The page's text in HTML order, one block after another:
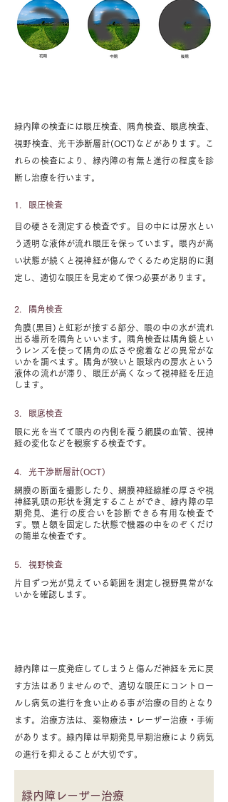
緑内障の検査には眼圧検査、隅角検査、眼底検査、
視野検査、光干渉断層計(OCT)などがあります。こ
れらの検査により、緑内障の有無と進行の程度を診
断し治療を行います。
1. 眼圧検査
目の硬さを測定する検査です。目の中には房水とい
う透明な液体が流れ眼圧を保っています。眼内が高
い状態が続くと視神経が傷んでくるため定期的に測
定し、適切な眼圧を見定めて保つ必要があります。
2. 隅角検査
角膜(黒目)と虹彩が接する部分、眼の中の水が流れ
出る場所を隅角といいます。隅角検査は隅角鏡とい
うレンズを使って隅角の広さや癒着などの異常がな
いかを調べます。隅角が狭いと眼球内の房水という
液体の流れが滞り、眼圧が高くなって視神経を圧迫
します。
3. 眼底検査
眼に光を当てて眼内の内側を覆う網膜の血管、視神
経の変化などを観察する検査です。
4. 光干渉断層計(OCT)
網膜の断面を撮影したり、網膜神経線維の厚さや視
神経乳頭の形状を測定することができ、緑内障の早
期発見、進行の度合いを診断できる有用な検査で
す。顎と額を固定した状態で機器の中をのぞくだけ
の簡単な検査です。
5. 視野検査
片目ずつ光が見えている範囲を測定し視野異常がな
いかを確認します。
緑内障は一度発症してしまうと傷んだ神経を元に戻
す方法はありませんので、適切な眼圧にコントロー
ルし病気の進行を食い止める事が治療の目的となり
ます。治療方法は、薬物療法・レーザー治療・手術
があります。緑内障は早期発見早期治療により病気
の進行を抑えることが大切です。
緑内障レーザー治療